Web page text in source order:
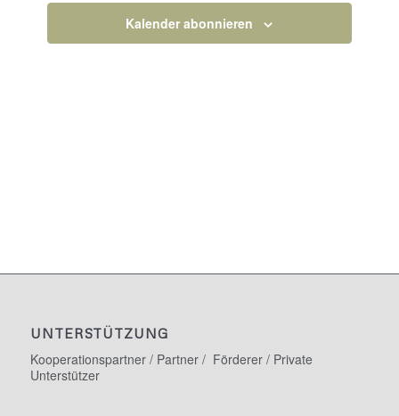
Kalender abonnieren
UNTERSTÜTZUNG
Kooperationspartner / Partner / Förderer / Private
Unterstützer